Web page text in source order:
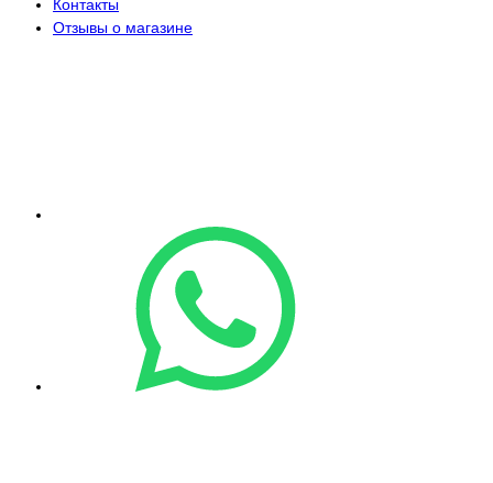
Контакты
Отзывы о магазине